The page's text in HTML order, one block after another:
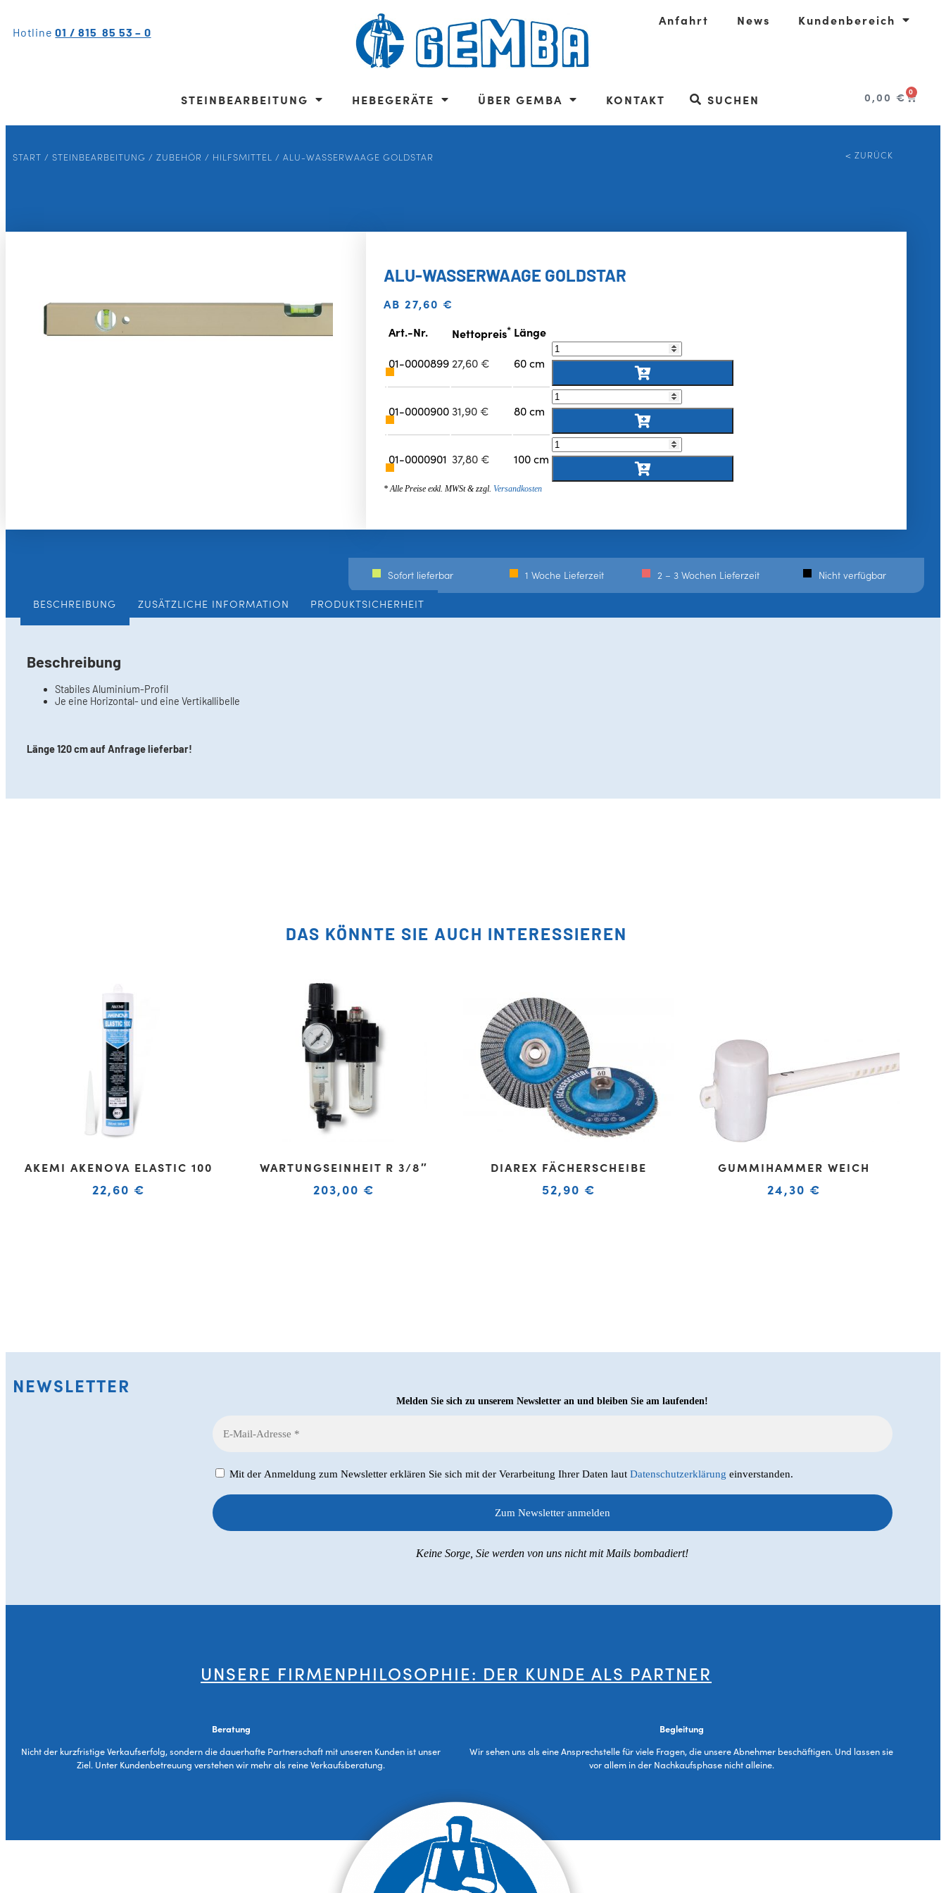
Hotline01 / 815 85 53 – 0
Anfahrt News Kundenbereich
STEINBEARBEITUNG HEBEGERÄTE ÜBER GEMBA KONTAKT SUCHEN 0,00€ 0
START / STEINBEARBEITUNG / ZUBEHÖR / HILFSMITTEL / ALU-WASSERWAAGE GOLDSTAR < ZURÜCK
ALU-WASSERWAAGE GOLDSTAR
AB 27,60 €
Art.-Nr.
Nettopreis* Länge
01-0000899 27,60 € 60 cm
01-000090031,90 € 80 cm
01-0000901 37,80 € 100 cm
* Alle Preise exkl. MWSt & zzgl. Versandkosten
Sofort lieferbar 1 Woche Lieferzeit 2 – 3 Wochen Lieferzeit Nicht verfügbar
BESCHREIBUNG ZUSÄTZLICHE INFORMATION PRODUKTSICHERHEIT
Beschreibung
Stabiles Aluminium-Profil
Je eine Horizontal- und eine Vertikallibelle
Länge 120 cm auf Anfrage lieferbar!
DAS KÖNNTE SIE AUCH INTERESSIEREN
AKEMI AKENOVA ELASTIC 100
22,60 €
WARTUNGSEINHEIT R 3/8″
203,00 €
DIAREX FÄCHERSCHEIBE
52,90 €
GUMMIHAMMER WEICH
24,30 €
NEWSLETTER
Melden Sie sich zu unserem Newsletter an und bleiben Sie am laufenden!
Mit der Anmeldung zum Newsletter erklären Sie sich mit der Verarbeitung Ihrer Daten laut Datenschutzerklärung einverstanden.
Keine Sorge, Sie werden von uns nicht mit Mails bombadiert!
UNSERE FIRMENPHILOSOPHIE: DER KUNDE ALS PARTNER
Beratung
Nicht der kurzfristige Verkaufserfolg, sondern die dauerhafte Partnerschaft mit unseren Kunden ist unser
Ziel. Unter Kundenbetreuung verstehen wir mehr als reine Verkaufsberatung.
Begleitung
Wir sehen uns als eine Ansprechstelle für viele Fragen, die unsere Abnehmer beschäftigen. Und lassen sie
vor allem in der Nachkaufsphase nicht alleine.